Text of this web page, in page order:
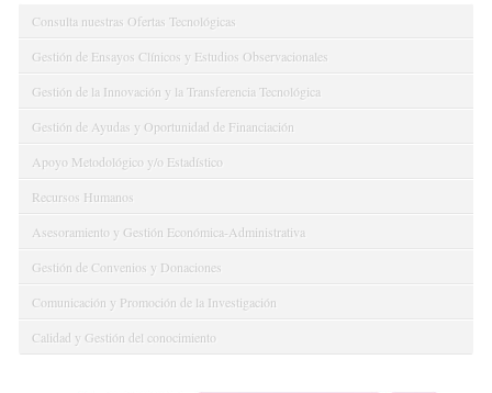
Consulta nuestras Ofertas Tecnológicas
Gestión de Ensayos Clínicos y Estudios Observacionales
Gestión de la Innovación y la Transferencia Tecnológica
Gestión de Ayudas y Oportunidad de Financiación
Apoyo Metodológico y/o Estadístico
Recursos Humanos
Asesoramiento y Gestión Económica-Administrativa
Gestión de Convenios y Donaciones
Comunicación y Promoción de la Investigación
Calidad y Gestión del conocimiento